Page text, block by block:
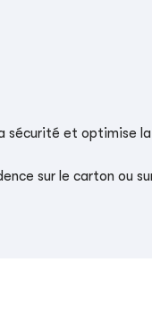
sécurité et optimise
sur le carton ou